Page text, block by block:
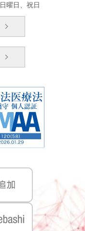
曜日、祝日